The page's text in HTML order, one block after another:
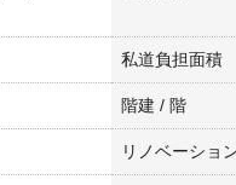
私道負担面積
階建 / 階
リノベーショ